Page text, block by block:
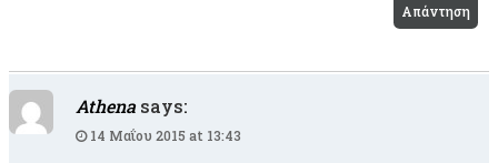
Απάντηση
Athena says:
14 Μαΐου 2015 at 13:43